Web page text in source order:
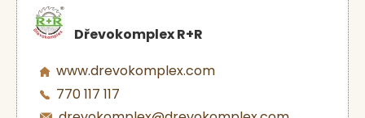
Dřevokomplex R+R
www.drevokomplex.com
770 117 117